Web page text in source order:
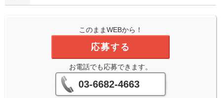
このままWEBから！
応募する
お電話でも応募できます。
03-6682-4663